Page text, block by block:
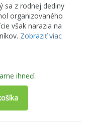
sa z rodnej dediny
organizovaného
však narazia na
Zobraziť viac
ihneď.